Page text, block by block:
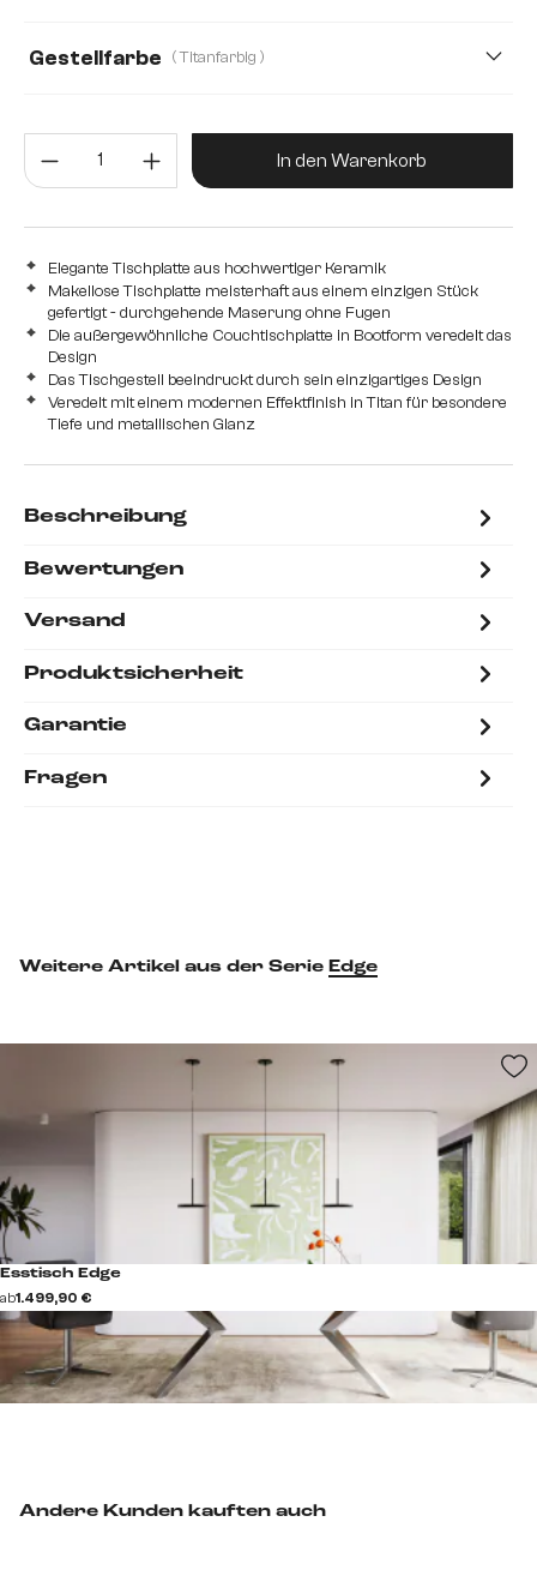
Gestellfarbe ( Titanfarbig )
Produkt Anzahl: Gib den
In den Warenkorb
Elegante Tischplatte aus hochwertiger Keramik
Makellose Tischplatte meisterhaft aus einem einzigen Stück
gefertigt - durchgehende Maserung ohne Fugen
Die außergewöhnliche Couchtischplatte in Bootform veredelt das
Design
Das Tischgestell beeindruckt durch sein einzigartiges Design
Veredelt mit einem modernen Effektfinish in Titan für besondere
Tiefe und metallischen Glanz
Beschreibung
Bewertungen
Versand
Produktsicherheit
Garantie
Fragen
Andere Kunden kauften auch
Weitere Artikel aus der Serie Edge
Esstisch Edge
ab1.499,90 €